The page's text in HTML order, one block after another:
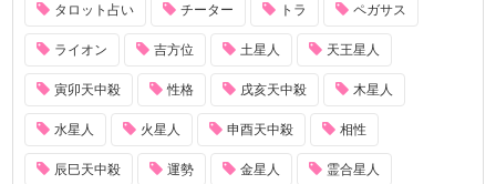
タロット占い チーター トラ ペガサス
ライオン 吉方位 土星人 天王星人
寅卯天中殺 性格 戌亥天中殺 木星人
水星人 火星人 申酉天中殺 相性
辰巳天中殺 運勢 金星人 霊合星人